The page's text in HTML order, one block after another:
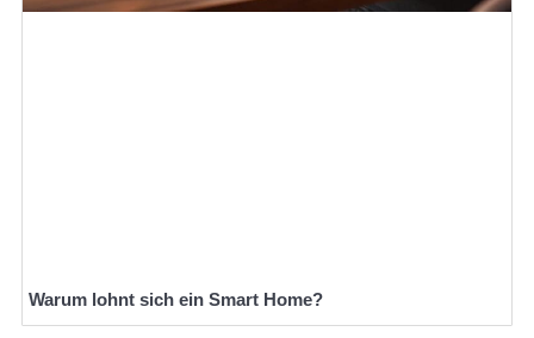
Warum lohnt sich ein Smart Home?